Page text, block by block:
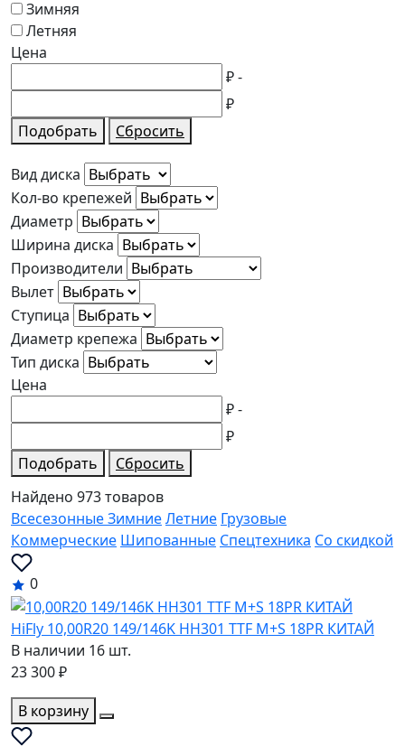
Зимняя
Летняя
Цена
₽-
₽
Подобрать
Сбросить
Вид диска
Кол-во крепежей
Диаметр
Ширина диска
Производители
Вылет
Ступица
Диаметр крепежа
Тип диска
Цена
₽-
₽
Подобрать
Сбросить
Найдено 973 товаров
ВсесезонныеЗимниеЛетние Грузовые
Коммерческие Шипованные Спецтехника Со скидкой
0
HiFly 10,00R20 149/146K HH301 TTF M+S 18PR КИТАЙ
В наличии 16 шт.
23 300 ₽
В корзину